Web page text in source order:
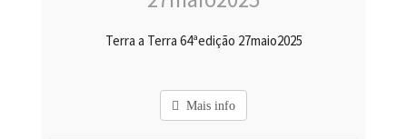
Terra a Terra 64ªedição 27maio2025
Mais info